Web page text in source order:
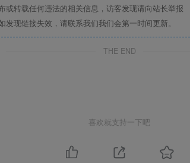
或转载任何违法的相关信息，访客发现请向站长举报
现链接失效，请联系我们我们会第一时间更新。
THE END
喜欢就支持一下吧